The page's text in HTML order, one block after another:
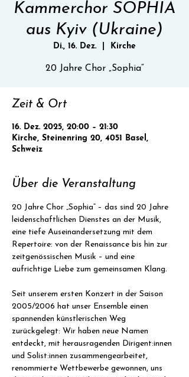
Kammerchor SOPHIA
aus Kyiv (Ukraine)
Di., 16. Dez. Kirche
20 Jahre Chor „Sophia“
Zeit & Ort
16. Dez. 2025, 20:00 – 21:30
Kirche, Steinenring 20, 4051 Basel,
Schweiz
Über die Veranstaltung
20 Jahre Chor „Sophia“ – das sind 20 Jahre
leidenschaftlichen Dienstes an der Musik,
eine tiefe Auseinandersetzung mit dem
Repertoire: von der Renaissance bis hin zur
zeitgenössischen Musik – und eine
aufrichtige Liebe zum gemeinsamen Klang.
Seit unserem ersten Konzert in der Saison
2005/2006 hat unser Ensemble einen
spannenden künstlerischen Weg
zurückgelegt: Wir haben neue Namen
entdeckt, mit herausragenden Dirigent:innen
und Solist:innen zusammengearbeitet,
renommierte Wettbewerbe gewonnen, uns